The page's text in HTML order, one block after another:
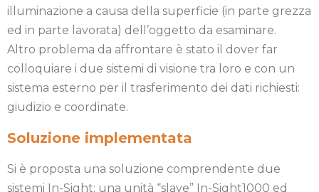
illuminazione a causa della superficie (in parte grezza
ed in parte lavorata) dell’oggetto da esaminare.
Altro problema da affrontare è stato il dover far
colloquiare i due sistemi di visione tra loro e con un
sistema esterno per il trasferimento dei dati richiesti:
giudizio e coordinate.
Soluzione implementata
Si è proposta una soluzione comprendente due
sistemi In-Sight: una unità “slave” In-Sight1000 ed